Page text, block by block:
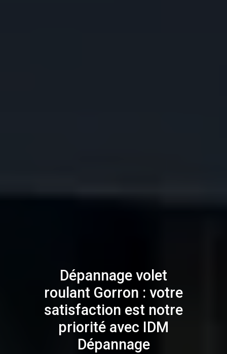
Dépannage volet
roulant Gorron : votre
satisfaction est notre
priorité avec IDM
Dépannage